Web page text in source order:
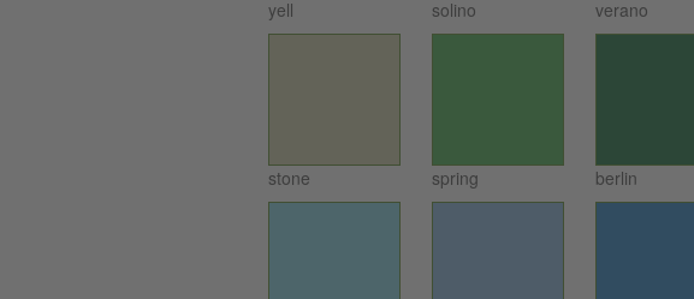
yell solino verano
stone spring berlin